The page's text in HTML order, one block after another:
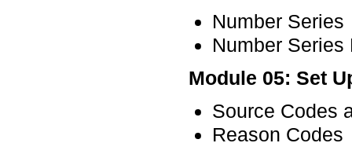
Number Series
Number
Module 05: Set
Source Codes
Reason Codes